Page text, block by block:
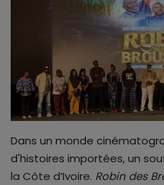
Contactez-nous
Dans un monde
d'histoires importées, un
la Côte d’Ivoire. Robin des